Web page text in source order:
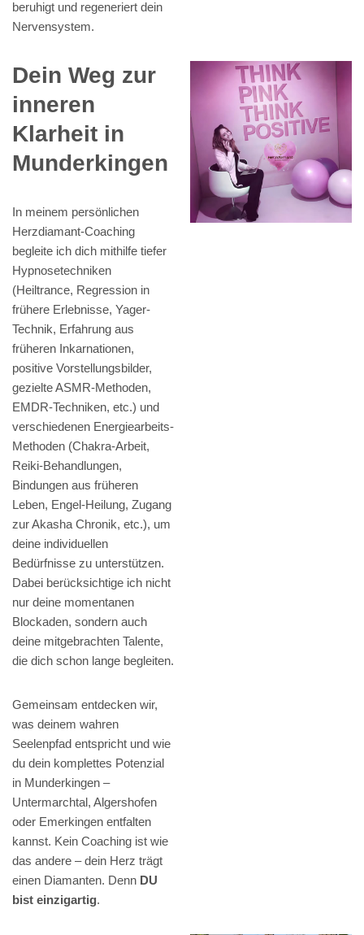
beruhigt und regeneriert dein
Nervensystem.
Dein Weg zur
inneren
Klarheit in
Munderkingen
In meinem persönlichen
Herzdiamant-Coaching
begleite ich dich mithilfe tiefer
Hypnosetechniken
(Heiltrance, Regression in
frühere Erlebnisse, Yager-
Technik, Erfahrung aus
früheren Inkarnationen,
positive Vorstellungsbilder,
gezielte ASMR-Methoden,
EMDR-Techniken, etc.) und
verschiedenen Energiearbeits-
Methoden (Chakra-Arbeit,
Reiki-Behandlungen,
Bindungen aus früheren
Leben, Engel-Heilung, Zugang
zur Akasha Chronik, etc.), um
deine individuellen
Bedürfnisse zu unterstützen.
Dabei berücksichtige ich nicht
nur deine momentanen
Blockaden, sondern auch
deine mitgebrachten Talente,
die dich schon lange begleiten.
Gemeinsam entdecken wir,
was deinem wahren
Seelenpfad entspricht und wie
du dein komplettes Potenzial
in Munderkingen –
Untermarchtal, Algershofen
oder Emerkingen entfalten
kannst. Kein Coaching ist wie
das andere – dein Herz trägt
einen Diamanten. Denn DU
bist einzigartig.